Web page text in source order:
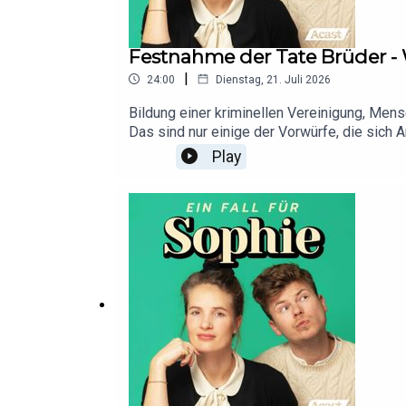
Festnahme der Tate Brüder
24:00 | Dienstag, 21. Juli 2026
Bildung einer kriminellen Vereinigung,
Das sind nur einige der Vorwürfe, die sich
Neben all den justitiablen Vorwürfen sind
patriarchale Rollenbilder und
komplex ist dieses Gerüst aus mehreren
Play